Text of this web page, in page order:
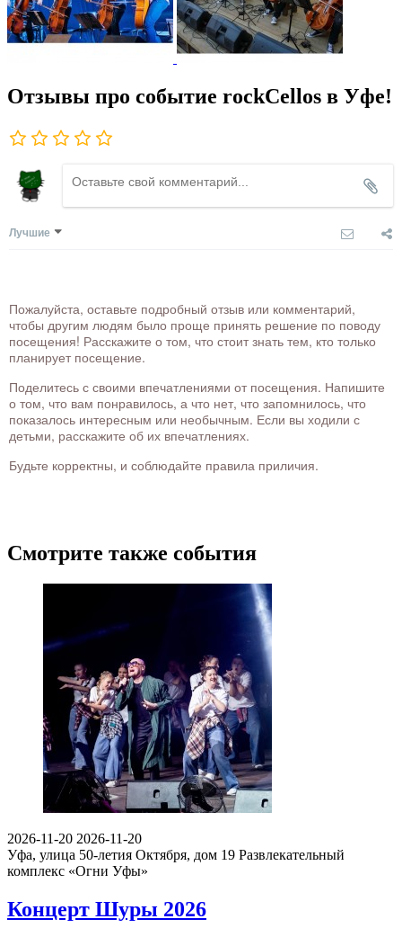
Отзывы про событие rockCellos в Уфе!
Лучшие
Пожалуйста, оставьте подробный отзыв или комментарий,
чтобы другим людям было проще принять решение по поводу
посещения! Расскажите о том, что стоит знать тем, кто только
планирует посещение.
Поделитесь с своими впечатлениями от посещения. Напишите
о том, что вам понравилось, а что нет, что запомнилось, что
показалось интересным или необычным. Если вы ходили с
детьми, расскажите об их впечатлениях.
Будьте корректны, и соблюдайте правила приличия.
Смотрите также события
2026-11-20 2026-11-20
Уфа, улица 50-летия Октября, дом 19 Развлекательный
комплекс «Огни Уфы»
Концерт Шуры 2026